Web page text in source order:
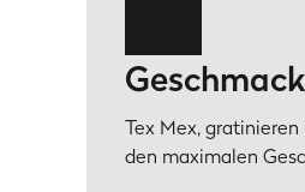
Tex Mex,
den maximalen